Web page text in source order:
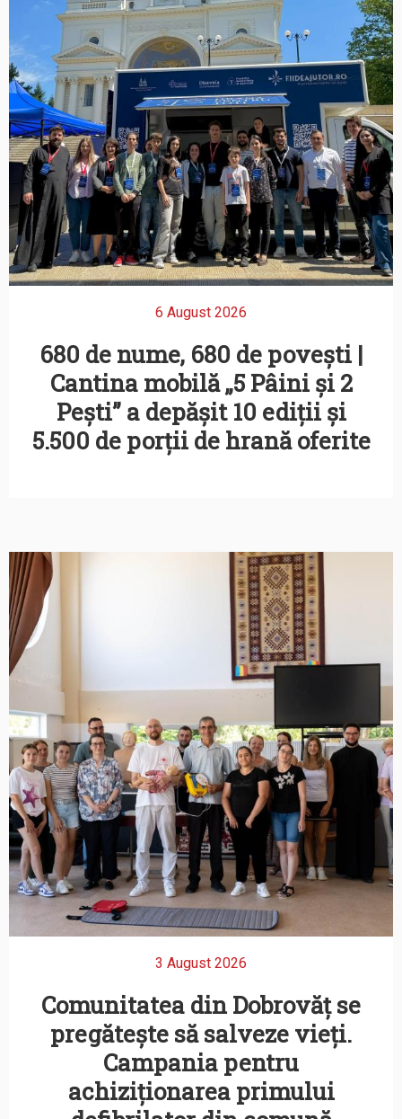
6 August 2026
680 de nume, 680 de povești |
Cantina mobilă „5 Pâini și 2
Pești” a depășit 10 ediții și
5.500 de porții de hrană oferite
3 August 2026
Comunitatea din Dobrovăț se
pregătește să salveze vieți.
Campania pentru
achiziționarea primului